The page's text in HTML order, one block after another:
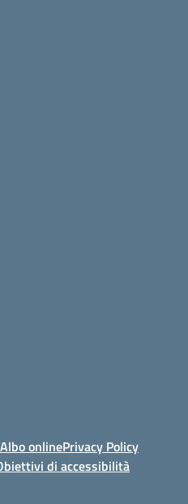
Albo onlinePrivacy Policy
di accessibilità